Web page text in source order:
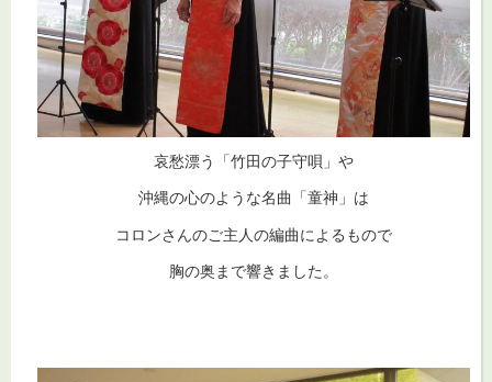
哀愁漂う「竹田の子守唄」や
沖縄の心のような名曲「童神」は
コロンさんのご主人の編曲によるもので
胸の奥まで響きました。